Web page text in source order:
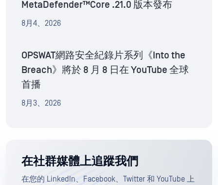
MetaDefender™Core .21.0 版本發布
8月4、2026
OPSWAT網路安全紀錄片系列《Into the
Breach》將於 8 月 8 日在 YouTube 全球
首播
8月3、2026
在社群媒體上追蹤我們
在您的 LinkedIn、Facebook、Twitter 和 YouTube 上